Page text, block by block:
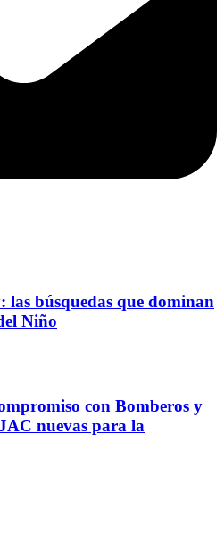
las búsquedas que dominan
Niño
con Bomberos y
nuevas para la